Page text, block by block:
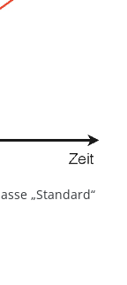
„Standard“